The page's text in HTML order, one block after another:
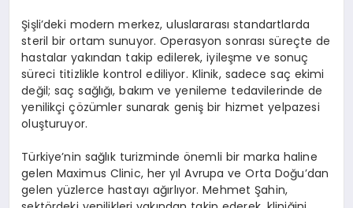
Şişli’deki modern merkez, uluslararası standartlarda
steril bir ortam sunuyor. Operasyon sonrası süreçte de
hastalar yakından takip edilerek, iyileşme ve sonuç
süreci titizlikle kontrol ediliyor. Klinik, sadece saç ekimi
değil; saç sağlığı, bakım ve yenileme tedavilerinde de
yenilikçi çözümler sunarak geniş bir hizmet yelpazesi
oluşturuyor.
Türkiye’nin sağlık turizminde önemli bir marka haline
gelen Maximus Clinic, her yıl Avrupa ve Orta Doğu’dan
gelen yüzlerce hastayı ağırlıyor. Mehmet Şahin,